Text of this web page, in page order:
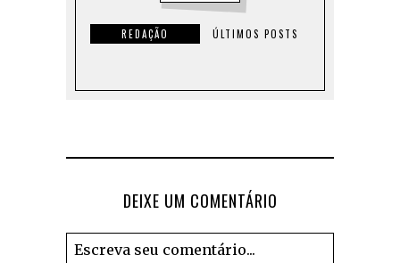
REDAÇÃO ÚLTIMOS POSTS
DEIXE UM COMENTÁRIO